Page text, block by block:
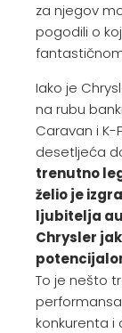
za njegov
pogodili o
Iako je
na rubu
Caravan i
desetljeća
trenutno
želio je
ljubitelja
Chrysler
To je nešto
konkurenta i